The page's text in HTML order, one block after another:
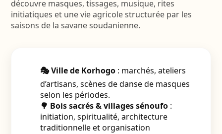
découvre masques, tissages, musique, rites
initiatiques et une vie agricole structurée par les
saisons de la savane soudanienne.
🎭 Ville de Korhogo : marchés, ateliers
d’artisans, scènes de danse de masques
selon les périodes.
🌳 Bois sacrés & villages sénoufo :
initiation, spiritualité, architecture
traditionnelle et organisation